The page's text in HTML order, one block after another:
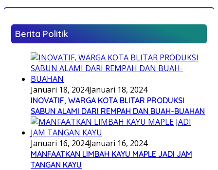
Berita Politik
Januari 18, 2024Januari 18, 2024
INOVATIF, WARGA KOTA BLITAR PRODUKSI
SABUN ALAMI DARI REMPAH DAN BUAH-BUAHAN
Januari 16, 2024Januari 16, 2024
MANFAATKAN LIMBAH KAYU MAPLE JADI JAM
TANGAN KAYU